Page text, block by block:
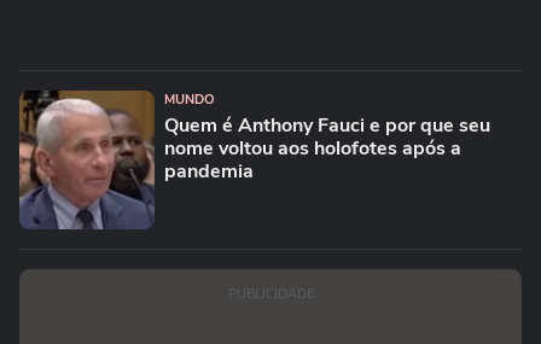
MUNDO
Quem é Anthony Fauci e por que seu
nome voltou aos holofotes após a
pandemia
PUBLICIDADE